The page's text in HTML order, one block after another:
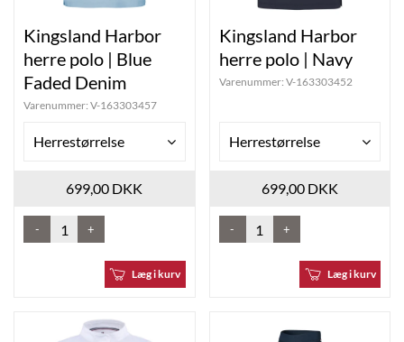
Kingsland Harbor
herre polo | Blue
Faded Denim
Varenummer: V-163303457
Herrestørrelse
699,00 DKK
- +
Læg i kurv
Kingsland Harbor
herre polo | Navy
Varenummer: V-163303452
Herrestørrelse
699,00 DKK
- +
Læg i kurv